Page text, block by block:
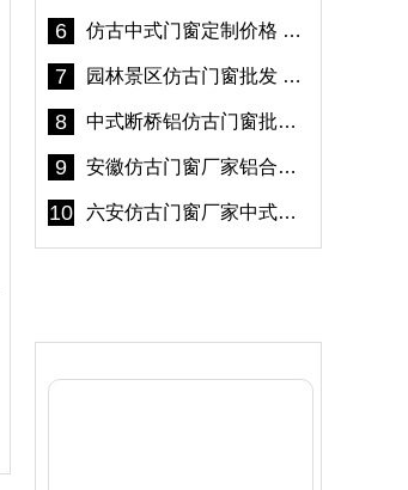
6 仿古中式门窗定制价格 铝合金仿古门窗报价
7 园林景区仿古门窗批发 铝合金仿古门窗采购-冠墅阳光
8 中式断桥铝仿古门窗批发 冠墅阳光仿古门窗 6000平米实体工厂
9 安徽仿古门窗厂家铝合金仿古门窗批发 免费设计出货快
10 六安仿古门窗厂家中式仿古门窗制作 6000平米源头厂家